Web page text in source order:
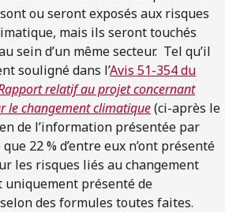
ou seront exposés aux risques
mais ils seront touchés
sein d’un même secteur. Tel qu’il
souligné dans l’Avis 51-354 du
relatif au projet concernant
le changement climatique(ci-après le
de l’information présentée par
22 % d’entre eux n’ont présenté
les risques liés au changement
uniquement présenté de
des formules toutes faites.